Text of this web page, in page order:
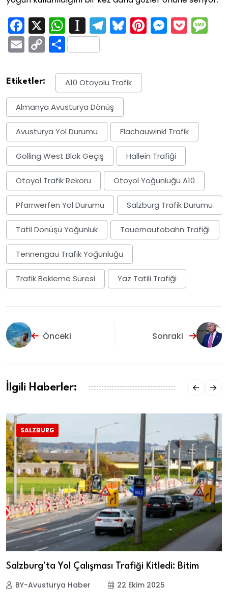
Facebook
X WhatsApp
Instapaper
Telegram
Bluesky
Pinterest
EmailCopy
Link
Share
Etiketler: A10 Otoyolu Trafik
Almanya Avusturya Dönüş
Avusturya Yol Durumu Flachauwinkl Trafik
Golling West Blok Geçiş Hallein Trafiği
Otoyol Trafik Rekoru Otoyol Yoğunluğu A10
Pfarrwerfen Yol Durumu Salzburg Trafik Durumu
Tatil Dönüşü Yoğunluk Tauernautobahn Trafiği
Tennengau Trafik Yoğunluğu
Trafik Bekleme Süresi Yaz Tatili Trafiği
Önceki Sonraki
İlgili Haberler:
SALZBURG
Salzburg’ta Yol Çalışması Trafiği Kitledi: Bitim
BY-Avusturya Haber 22 Ekim 2025